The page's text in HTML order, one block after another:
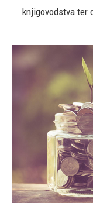
knjigovodstva ter